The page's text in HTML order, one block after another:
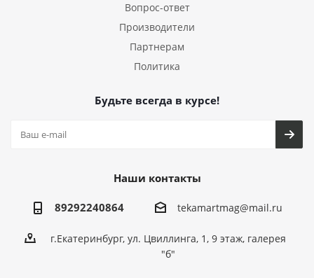
Вопрос-ответ
Производители
Партнерам
Политика
Будьте всегда в курсе!
Наши контакты
89292240864 tekamartmag@mail.ru
г.Екатеринбург, ул. Цвиллинга, 1, 9 этаж, галерея
"б"